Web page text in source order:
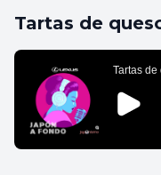
Tartas de